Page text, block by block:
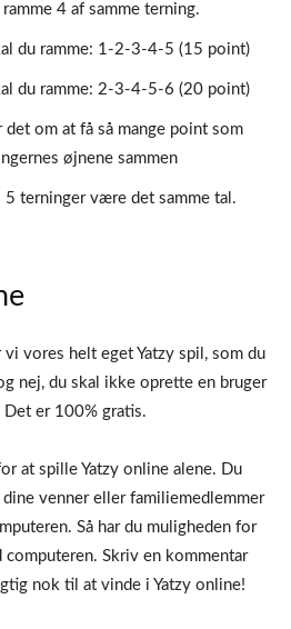
4 af samme terning.
du ramme: 1-2-3-4-5 (15 point)
du ramme: 2-3-4-5-6 (20 point)
det om at få så mange point som
øjnene sammen
5 terninger være det samme tal.
vi vores helt eget Yatzy spil, som du
nej, du skal ikke oprette en bruger
er 100% gratis.
at spille Yatzy online alene. Du
venner eller familiemedlemmer
Så har du muligheden for
computeren. Skriv en kommentar
nok til at vinde i Yatzy online!